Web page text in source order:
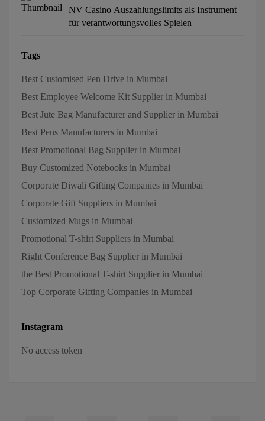
NV Casino Auszahlungslimits als Instrument
für verantwortungsvolles Spielen
Tags
Best Customised Pen Drive in Mumbai
Best Employee Welcome Kit Supplier in Mumbai
Best Jute Bag Manufacturer and Supplier in Mumbai
Best Pens Manufacturers in Mumbai
Best Promotional Bag Supplier in Mumbai
Buy Customized Notebooks in Mumbai
Corporate Diwali Gifting Companies in Mumbai
Corporate Gift Suppliers in Mumbai
Customized Mugs in Mumbai
Promotional T-shirt Suppliers in Mumbai
Right Conference Bag Supplier in Mumbai
the Best Promotional T-shirt Supplier in Mumbai
Top Corporate Gifting Companies in Mumbai
Instagram
No access token